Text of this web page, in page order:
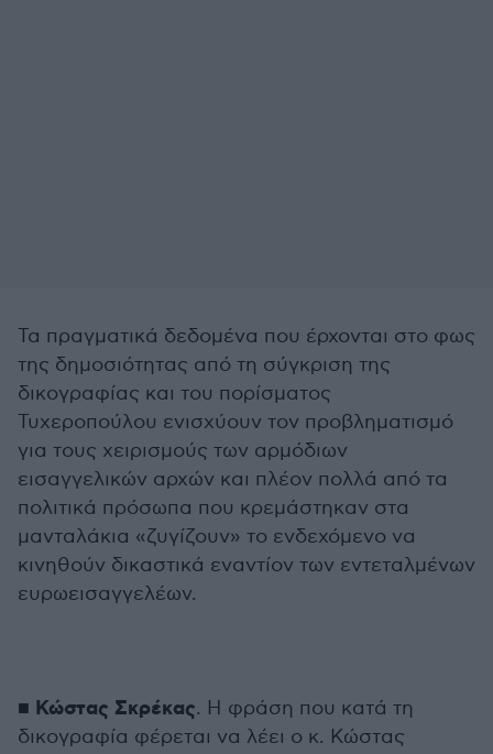
Τα πραγματικά δεδομένα που έρχονται στο φως
της δημοσιότητας από τη σύγκριση της
δικογραφίας και του πορίσματος
Τυχεροπούλου ενισχύουν τον προβληματισμό
για τους χειρισμούς των αρμόδιων
εισαγγελικών αρχών και πλέον πολλά από τα
πολιτικά πρόσωπα που κρεμάστηκαν στα
μανταλάκια «ζυγίζουν» το ενδεχόμενο να
κινηθούν δικαστικά εναντίον των εντεταλμένων
ευρωεισαγγελέων.
■ Κώστας Σκρέκας. Η φράση που κατά τη
δικογραφία φέρεται να λέει ο κ. Κώστας